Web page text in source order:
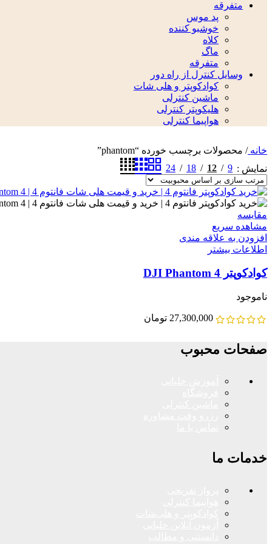
متفرقه
پد موس
خوشبو کننده
کلاه
ماگ
متفرقه
وسایل کنترل از راه دور
کوادکوپتر و هلی شات
ماشین کنترلی
هلیکوپتر کنترلی
هواپیما کنترلی
خانه/ محصولات برچسب خورده “phantom”
نمایش
9
12
18
24
مقایسه
مشاهده سریع
افزودن به علاقه مندی
اطلاعات بیشتر
کوادکوپتر DJI Phantom 4
ناموجود
27,300,000 تومان
صفحات محبوب
خدمات ما